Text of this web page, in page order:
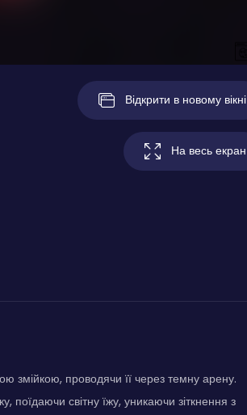
Відкрити в новому вікні
На весь екран
змійкою, проводячи її через темну арену.
світну їжу, уникаючи зіткнення з